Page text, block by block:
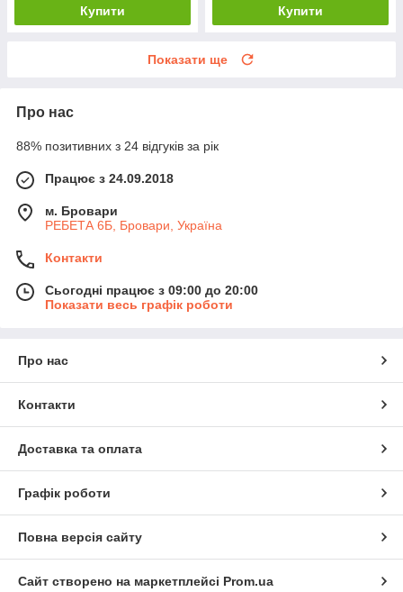
Купити Купити
Показати ще
Про нас
88% позитивних з 24 відгуків за рік
Працює з 24.09.2018
м. Бровари
РЕБЕТА 6Б, Бровари, Україна
Контакти
Сьогодні працює з 09:00 до 20:00
Показати весь графік роботи
Про нас
Контакти
Доставка та оплата
Графік роботи
Повна версія сайту
Сайт створено на маркетплейсі Prom.ua